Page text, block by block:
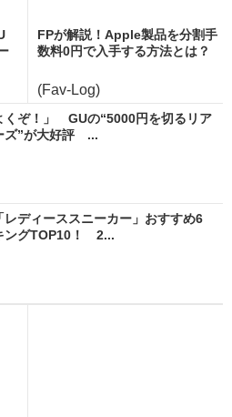
FPが解説！Apple製品を分割手
数料0円で入手する方法とは？
(Fav-Log)
くぞ！」 GUの“5000円を切るリア
ズ”が大好評 ...
レディーススニーカー」おすすめ6
ングTOP10！ 2...